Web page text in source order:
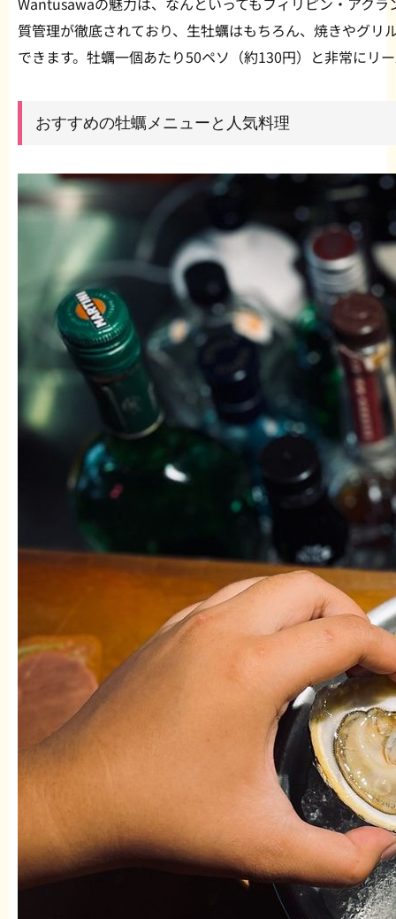
質管理が徹底されており、生牡蠣はもちろん、焼きやグリ
できます。牡蠣一個あたり50ペソ（約130円）と非常にリ
おすすめの牡蠣メニューと人気料理